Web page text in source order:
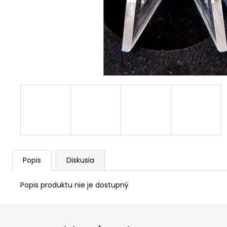
Popis Diskusia
Popis produktu nie je dostupný
Z